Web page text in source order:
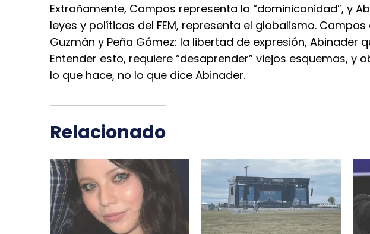
Extrañamente, Campos representa la “dominicanidad”, y
leyes y políticas del FEM, representa el globalismo.
Guzmán y Peña Gómez: la libertad de expresión, Abinader
Entender esto, requiere “desaprender” viejos esquemas, y
lo que hace, no lo que dice Abinader.
Relacionado